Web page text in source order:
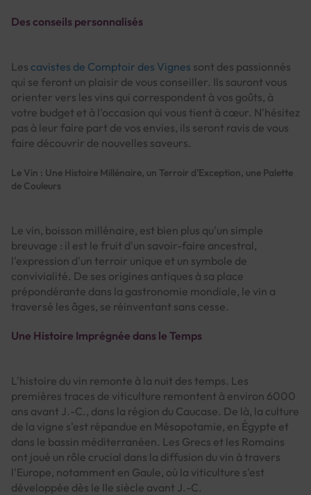
Des conseils personnalisés
Les cavistes de Comptoir des Vignes sont des passionnés
qui se feront un plaisir de vous conseiller. Ils sauront vous
orienter vers les vins qui correspondent à vos goûts, à
votre budget et à l'occasion qui vous tient à cœur. N'hésitez
pas à leur faire part de vos envies, ils seront ravis de vous
faire découvrir de nouvelles saveurs.
Le Vin : Une Histoire Millénaire, un Terroir d'Exception, une Palette
de Couleurs
Le vin, boisson millénaire, est bien plus qu'un simple
breuvage : il est le fruit d'un savoir-faire ancestral,
l'expression d'un terroir unique et un symbole de
convivialité. De ses origines antiques à sa place
prépondérante dans la gastronomie mondiale, le vin a
traversé les âges, se réinventant sans cesse.
Une Histoire Imprégnée dans le Temps
L'histoire du vin remonte à la nuit des temps. Les
premières traces de viticulture remontent à environ 6000
ans avant J.-C., dans la région du Caucase. De là, la culture
de la vigne s'est répandue en Mésopotamie, en Égypte et
dans le bassin méditerranéen. Les Grecs et les Romains
ont joué un rôle crucial dans la diffusion du vin à travers
l'Europe, notamment en Gaule, où la viticulture s'est
développée dès le IIe siècle avant J.-C.